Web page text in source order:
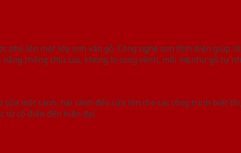
phủ lên một lớp sơn vân gỗ. Công nghệ sơn tĩnh điện giúp
chống chịu cao, không bị cong vênh, mối mọt như gỗ tự
một cánh, hai cánh đến cửa lớn cho các công trình biệt
từ cổ điển đến hiện đại.